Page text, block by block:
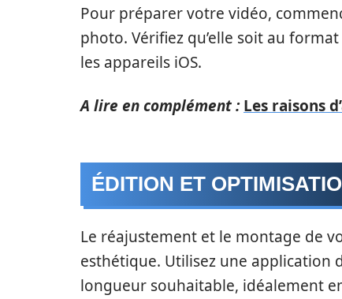
Pour préparer votre vidéo,
photo. Vérifiez qu’elle soit au
les appareils iOS.
A lire en complément : Les raisons
ÉDITION ET
Le réajustement et le montage de
esthétique. Utilisez une application
longueur souhaitable, idéalement